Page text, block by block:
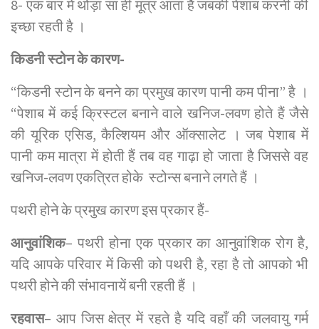
8- एक बार में थोड़ा सा ही मूत्र आता है जबकी पेशाब करनी की
इच्छा रहती है ।
किडनी स्टोन के कारण-
“किडनी स्टोन के बनने का प्रमुख कारण पानी कम पीना” है ।
“पेशाब में कई क्रिस्टल बनाने वाले खनिज-लवण होते हैं जैसे
की यूरिक एसिड, कैल्शियम और ऑक्सालेट । जब पेशाब में
पानी कम मात्रा में होती हैं तब वह गाढ़ा हो जाता है जिससे वह
खनिज-लवण एकत्रित होके स्टोन्स बनाने लगते हैं ।
पथरी होने के प्रमुख कारण इस प्रकार हैं-
आनुवांशिक– पथरी होना एक प्रकार का आनुवांशिक रोग है,
यदि आपके परिवार में किसी को पथरी है, रहा है तो आपको भी
पथरी होने की संभावनायें बनी रहती हैं ।
रहवास– आप जिस क्षेत्र में रहते है यदि वहाँ की जलवायु गर्म